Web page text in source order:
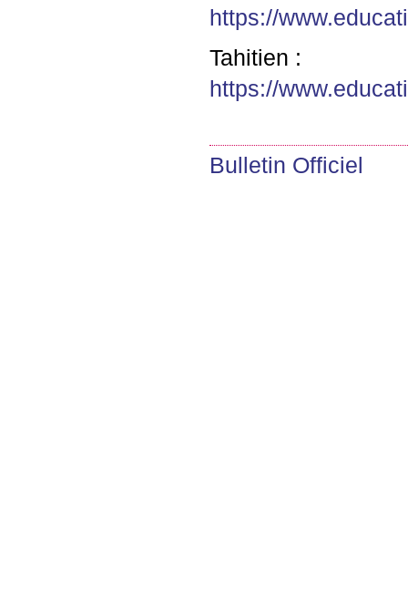
https://
Tahitien :
https://
Bulletin Officiel